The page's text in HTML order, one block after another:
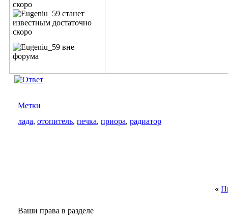
Метки
лада, отопитель, печка, приора, радиатор
«
Ваши права в разделе